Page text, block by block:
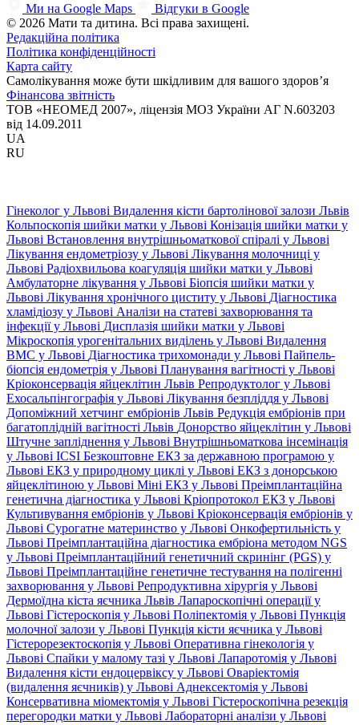
Ми на Google Maps
Відгуки в Google
© 2026 Мати та дитина. Всі права захищені.
Редакційна політика
Політика конфіденційності
Карта сайту
Самолікування може бути шкідливим для вашого здоров’я
Фінансова звітність
ТОВ «НЕОМЕД 2007», ліцензія МОЗ України АГ N.603203
від 14.09.2011
UA
RU
Гінеколог у Львові Видалення кісти бартолінової залози Львів
Кольпоскопія шийки матки у Львові Конізація шийки матки у
Львові Встановлення внутрішньоматкової спіралі у Львові
Лікування ендометріозу у Львові Лікування молочниці у
Львові Радіохвильова коагуляція шийки матки у Львові
Амбулаторне лікування у Львові Біопсія шийки матки у
Львові Лікування хронічного циститу у Львові Діагностика
хламідіозу у Львові Аналізи на статеві захворювання та
інфекції у Львові Дисплазія шийки матки у Львові
Мікроскопія урогенітальних виділень у Львові Видалення
ВМС у Львові Діагностика трихомонади у Львові Пайпель-
біопсія ендометрія у Львові Планування вагітності у Львові
Кріоконсервація яйцеклітин Львів Репродуктолог у Львові
Ехосальпінгографія у Львові Лікування безпліддя у Львові
Допоміжний хетчинг ембріонів Львів Редукція ембріонів при
багатоплідній вагітності Львів Донорство яйцеклітин у Львові
Штучне запліднення у Львові Внутрішньоматкова інсемінація
у Львові ICSI Безкоштовне ЕКЗ за державною програмою у
Львові ЕКЗ у природному циклі у Львові ЕКЗ з донорською
яйцеклітиною у Львові Міні ЕКЗ у Львові Преімплантаційна
генетична діагностика у Львові Кріопротокол ЕКЗ у Львові
Культивування ембріонів у Львові Кріоконсервація ембріонів у
Львові Сурогатне материнство у Львові Онкофертильність у
Львові Преімплантаційна діагностика ембріона методом NGS
у Львові Преімплантаційний генетичний скринінг (PGS) у
Львові Преімплантаційне генетичне тестування на полігенні
захворювання у Львові Репродуктивна хірургія у Львові
Дермоїдна кіста яєчника Львів Лапароскопічні операції у
Львові Гістероскопія у Львові Поліпектомія у Львові Пункція
молочної залози у Львові Пункція кісти яєчника у Львові
Гістерорезектоскопія у Львові Оперативна гінекологія у
Львові Спайки у малому тазі у Львові Лапаротомія у Львові
Видалення кісти ендоцервіксу у Львові Оваріектомія
(видалення яєчників) у Львові Аднексектомія у Львові
Консервативна міомектомія у Львові Гістероскопічна резекція
перегородки матки у Львові Лабораторні аналізи у Львові